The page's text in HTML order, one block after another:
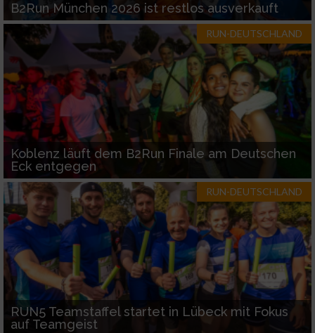
B2Run München 2026 ist restlos ausverkauft
RUN-DEUTSCHLAND
Koblenz läuft dem B2Run Finale am Deutschen
Eck entgegen
RUN-DEUTSCHLAND
RUN5 Teamstaffel startet in Lübeck mit Fokus
auf Teamgeist